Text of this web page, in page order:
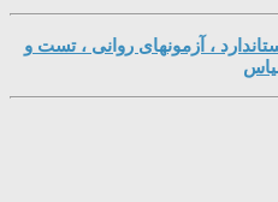
، آزمونهای روانی ، تست و